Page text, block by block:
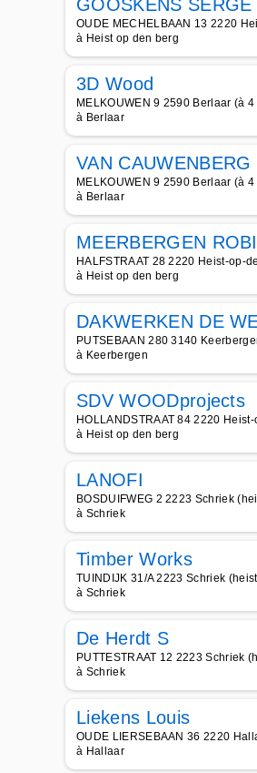
GOOSKENS SERGE
OUDE MECHELBAAN 13 2220
à Heist op den berg
3D Wood
MELKOUWEN 9 2590 Berlaar (à
à Berlaar
VAN CAUWENBERG
MELKOUWEN 9 2590 Berlaar (à
à Berlaar
MEERBERGEN
HALFSTRAAT 28 2220 Heist-op-
à Heist op den berg
DAKWERKEN DE
PUTSEBAAN 280 3140
à Keerbergen
SDV WOODprojects
HOLLANDSTRAAT 84 2220
à Heist op den berg
LANOFI
BOSDUIFWEG 2 2223 Schriek
à Schriek
Timber Works
TUINDIJK 31/A 2223 Schriek
à Schriek
De Herdt S
PUTTESTRAAT 12 2223 Schriek
à Schriek
Liekens Louis
OUDE LIERSEBAAN 36 2220
à Hallaar